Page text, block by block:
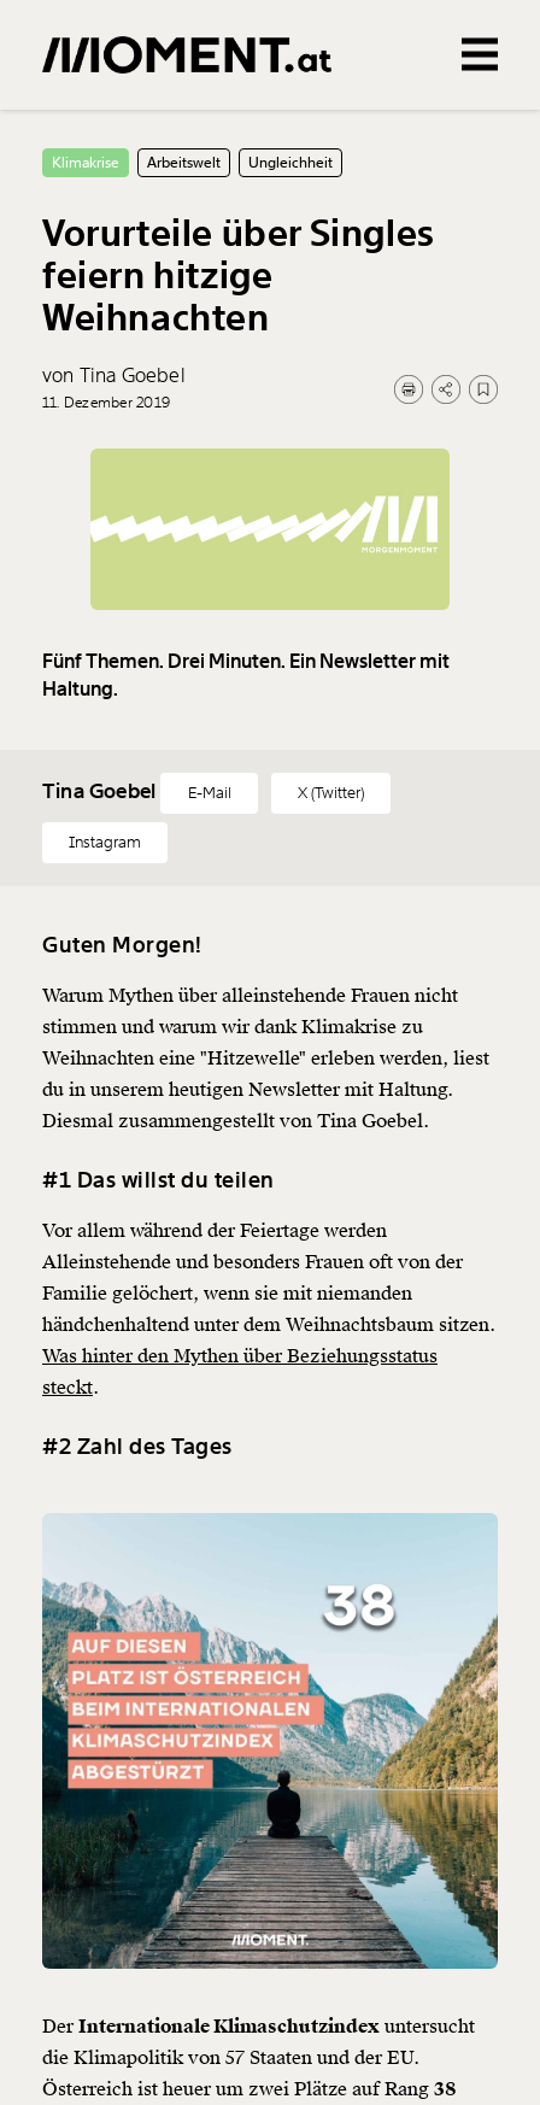
0Treffer
Klimakrise Arbeitswelt Ungleichheit
Vorurteile über Singles
feiern hitzige
Weihnachten
von Tina Goebel
11. Dezember 2019
Fünf Themen. Drei Minuten. Ein Newsletter mit
Haltung.
Tina Goebel E-Mail X (Twitter)
Instagram
Guten Morgen!
Warum Mythen über alleinstehende Frauen nicht
stimmen und warum wir dank Klimakrise zu
Weihnachten eine "Hitzewelle" erleben werden, liest
du in unserem heutigen Newsletter mit Haltung.
Diesmal zusammengestellt von Tina Goebel.
#1 Das willst du teilen
Vor allem während der Feiertage werden
Alleinstehende und besonders Frauen oft von der
Familie gelöchert, wenn sie mit niemanden
händchenhaltend unter dem Weihnachtsbaum sitzen.
Was hinter den Mythen über Beziehungsstatus
steckt.
#2 Zahl des Tages
DerInternationale Klimaschutzindex untersucht
die Klimapolitik von 57 Staaten und der EU.
Österreich ist heuer um zwei Plätze auf Rang 38